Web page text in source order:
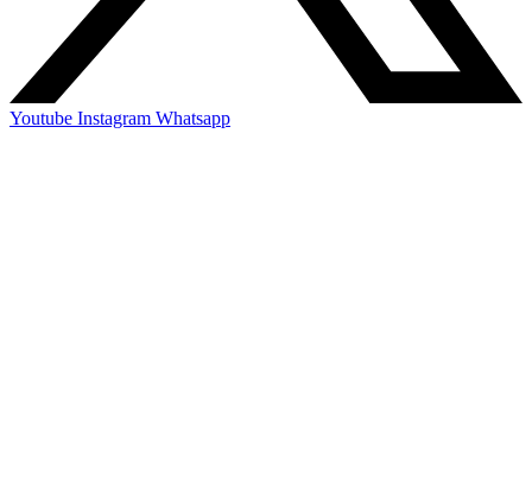
Youtube Instagram Whatsapp